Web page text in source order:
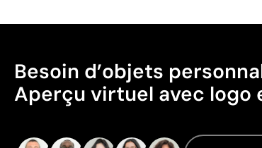
Besoin d’objets
Aperçu virtuel avec logo